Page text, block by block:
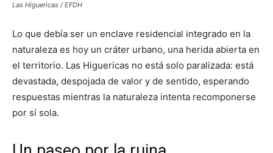
Las Higuericas / EFDH
Lo que debía ser un enclave residencial integrado en la
naturaleza es hoy un cráter urbano, una herida abierta en
el territorio. Las Higuericas no está solo paralizada: está
devastada, despojada de valor y de sentido, esperando
respuestas mientras la naturaleza intenta recomponerse
por sí sola.